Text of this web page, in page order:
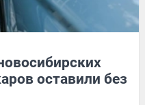
оставили без